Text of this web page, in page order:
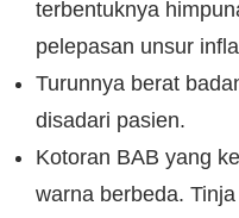
terbentuknya
pelepasan unsur
Turunnya berat
disadari pasien.
Kotoran BAB yang
warna berbeda.